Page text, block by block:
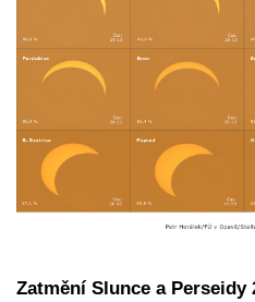
Zatmění Slunce a Perseidy